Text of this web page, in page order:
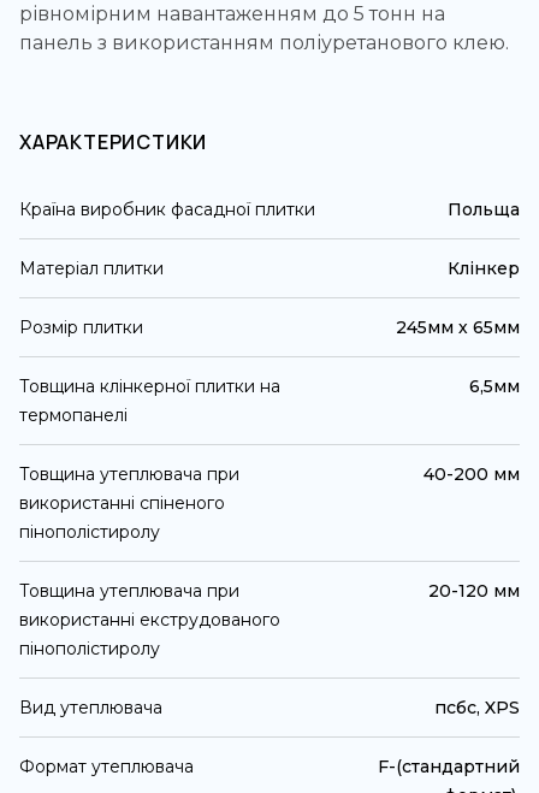
рівномірним навантаженням до 5 тонн на
панель з використанням поліуретанового клею.
ХАРАКТЕРИСТИКИ
Країна виробник фасадної плитки Польща
Матеріал плитки Клінкер
Розмір плитки 245мм х 65мм
Товщина клінкерної плитки на
термопанелі
6,5мм
Товщина утеплювача при
використанні спіненого
пінополістиролу
40-200 мм
Товщина утеплювача при
використанні екструдованого
пінополістиролу
20-120 мм
Вид утеплювача псбс, XPS
Формат утеплювача
F-(стандартний